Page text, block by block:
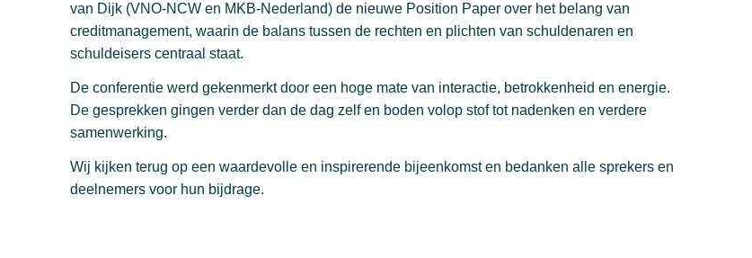
van Dijk (VNO-NCW en MKB-Nederland) de nieuwe Position Paper over het belang van
creditmanagement, waarin de balans tussen de rechten en plichten van schuldenaren en
schuldeisers centraal staat.
De conferentie werd gekenmerkt door een hoge mate van interactie, betrokkenheid en energie.
De gesprekken gingen verder dan de dag zelf en boden volop stof tot nadenken en verdere
samenwerking.
Wij kijken terug op een waardevolle en inspirerende bijeenkomst en bedanken alle sprekers en
deelnemers voor hun bijdrage.